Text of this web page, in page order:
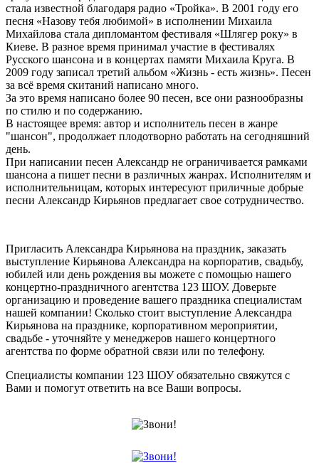
стала известной благодаря радио «Тройка». В 2001 году его
песня «Назову тебя любимой» в исполнении Михаила
Михайлова стала дипломантом фестиваля «Шлягер року» в
Киеве. В разное время принимал участие в фестивалях
Русского шансона и в концертах памяти Михаила Круга. В
2009 году записал третий альбом «Жизнь - есть жизнь». Песен
за всё время скитаний написано много.
За это время написано более 90 песен, все они разнообразны
по стилю и по содержанию.
В настоящее время: автор и исполнитель песен в жанре
"шансон", продолжает плодотворно работать на сегодняшний
день.
При написании песен Александр не ограничивается рамками
шансона а пишет песни в различных жанрах. Исполнителям и
исполнительницам, которых интересуют приличные добрые
песни Александр Кирьянов предлагает свое сотрудничество.
Пригласить Александра Кирьянова на праздник, заказать
выступление Кирьянова Александра на корпоратив, свадьбу,
юбилей или день рождения вы можете с помощью нашего
концертно-праздничного агентства 123 ШОУ. Доверьте
организацию и проведение вашего праздника специалистам
нашей компании! Сколько стоит выступление Александра
Кирьянова на празднике, корпоративном мероприятии,
свадьбе - уточняйте у менеджеров нашего концертного
агентства по форме обратной связи или по телефону.
Специалисты компании 123 ШОУ обязательно свяжутся с
Вами и помогут ответить на все Ваши вопросы.